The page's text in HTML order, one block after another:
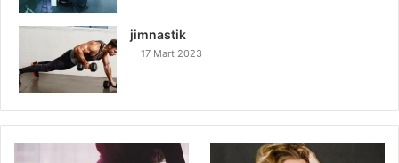
jimnastik
17 Mart 2023